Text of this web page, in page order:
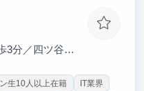
谷駅から徒歩5分）
生10人以上在籍
IT業界